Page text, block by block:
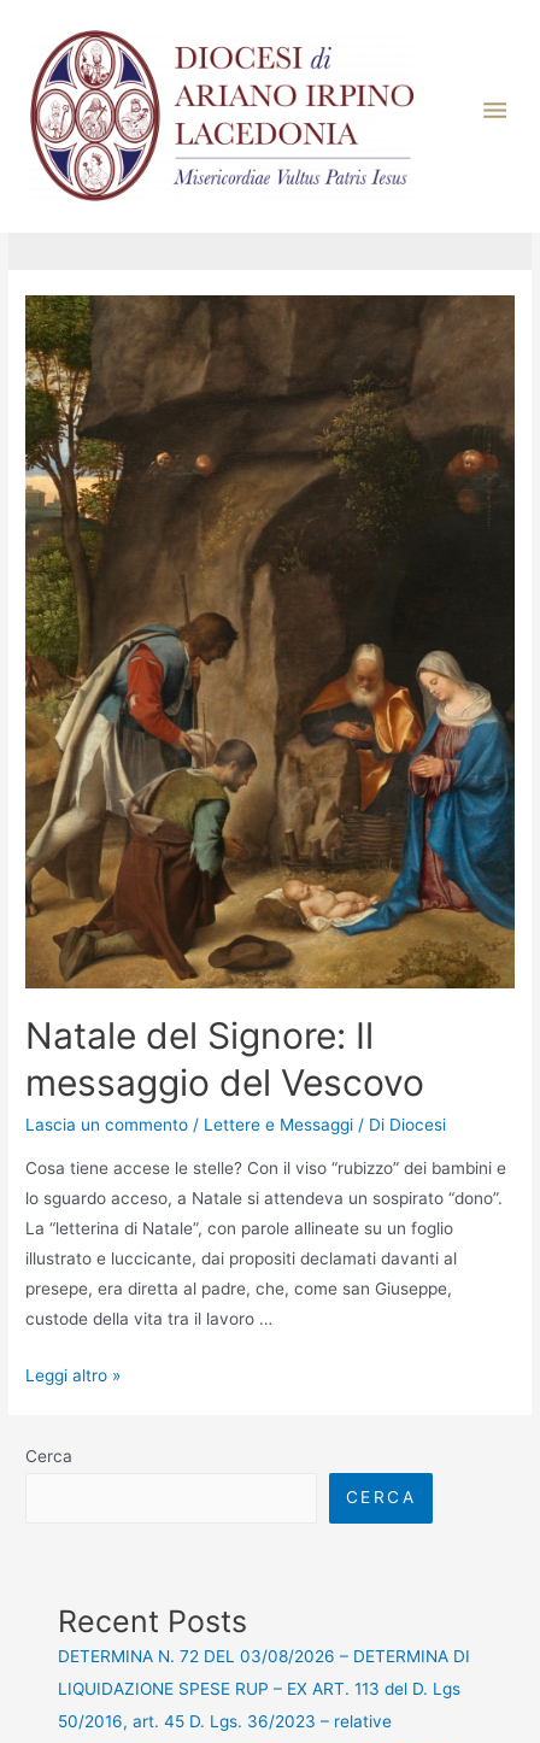
Mese:Dicembre
2020
Natale del Signore: Il
messaggio del Vescovo
Lascia un commento / Lettere e Messaggi / Di Diocesi
Cosa tiene accese le stelle? Con il viso “rubizzo” dei bambini e
lo sguardo acceso, a Natale si attendeva un sospirato “dono”.
La “letterina di Natale”, con parole allineate su un foglio
illustrato e luccicante, dai propositi declamati davanti al
presepe, era diretta al padre, che, come san Giuseppe,
custode della vita tra il lavoro …
Leggi altro »
Cerca
CERCA
Recent Posts
DETERMINA N. 72 DEL 03/08/2026 – DETERMINA DI
LIQUIDAZIONE SPESE RUP – EX ART. 113 del D. Lgs
50/2016, art. 45 D. Lgs. 36/2023 – relative